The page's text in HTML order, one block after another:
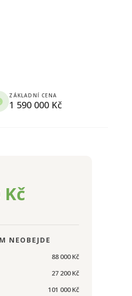
ZÁKLADNÍ CENA
1 590 000 Kč
Kč
NEOBEJDE
88 000 Kč
27 200 Kč
101 000 Kč